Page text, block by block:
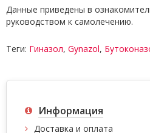
Данные приведены в
руководством к самолечению.
Теги: Гиназол, Gynazol,
Информация
Доставка и оплата